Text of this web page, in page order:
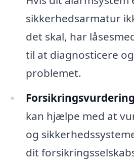
sikkerhedsarmatur
det skal, har
til at diagnosticere
problemet.
kan hjælpe med at
og
dit